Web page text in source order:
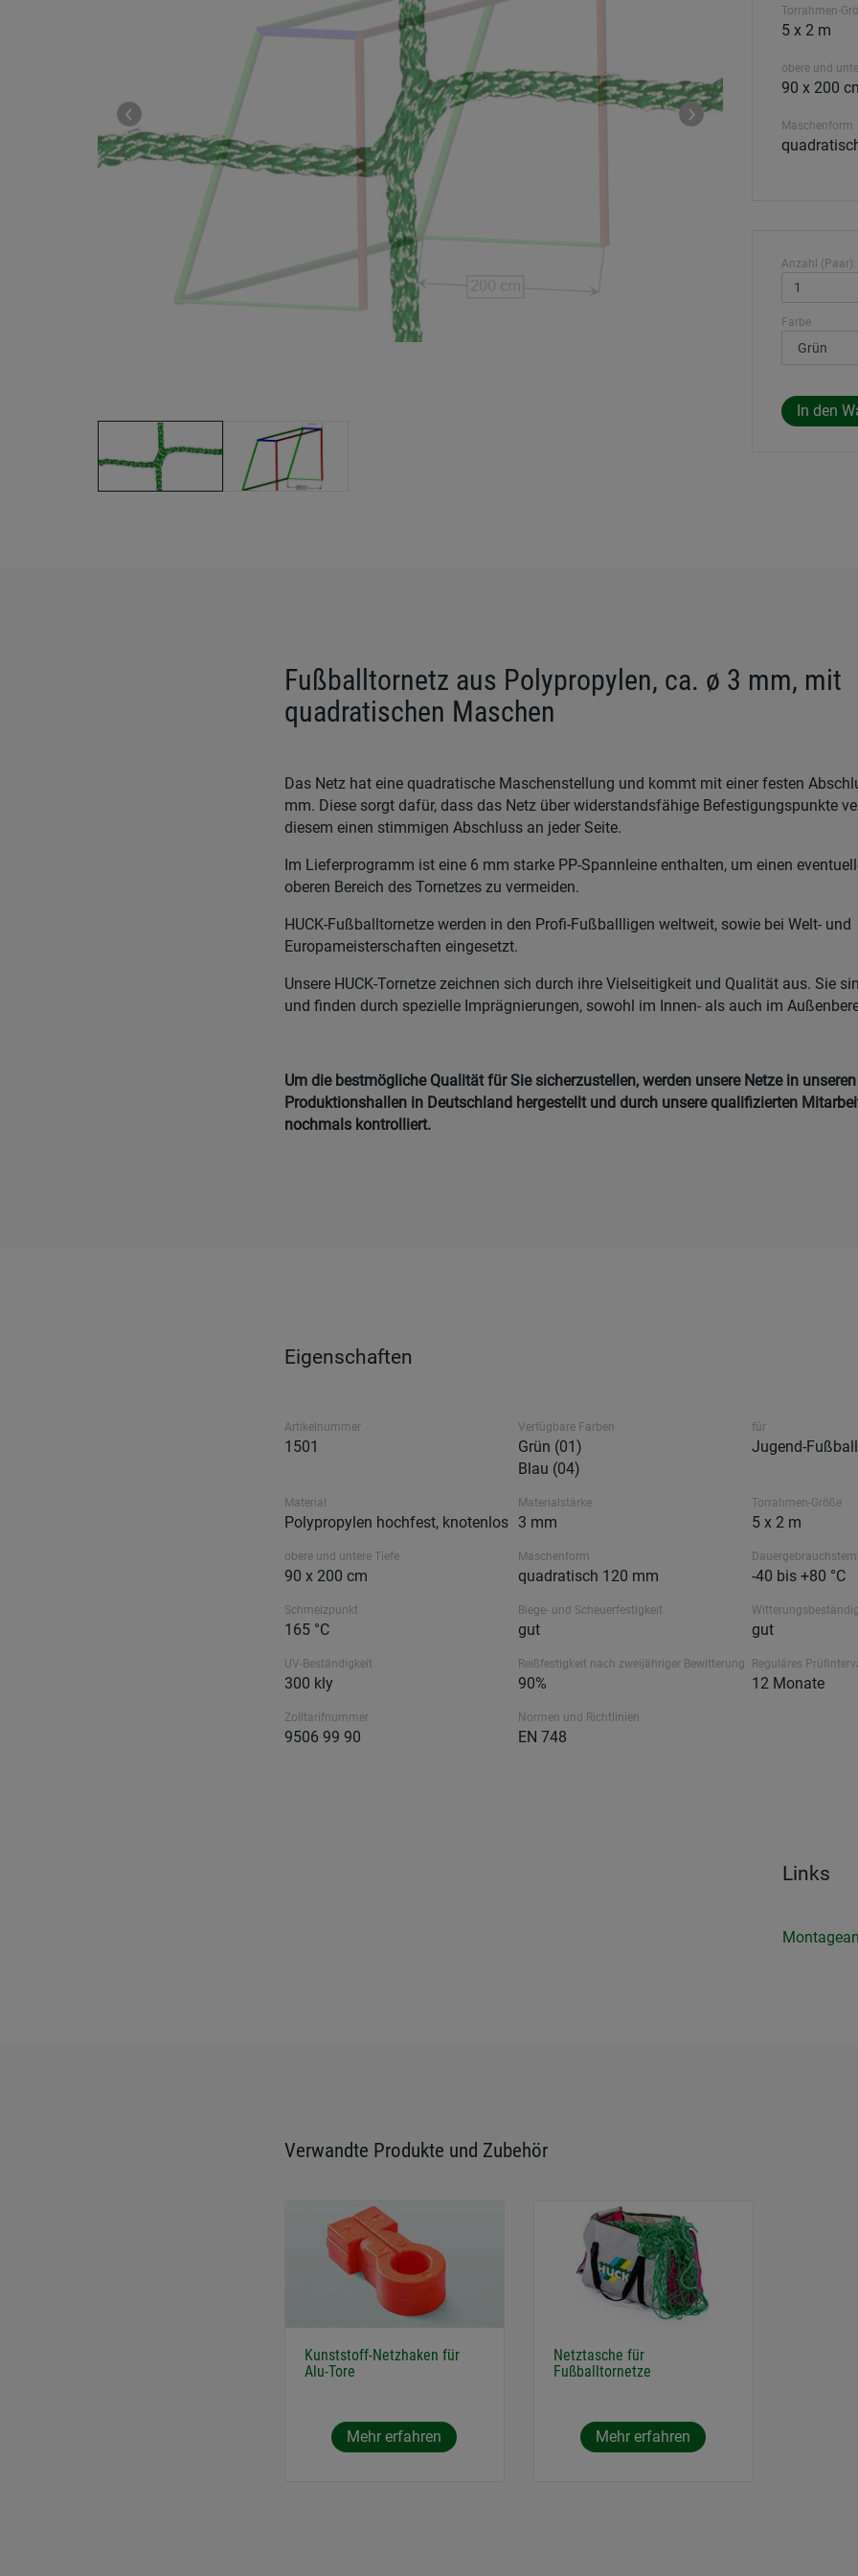
Torrahmen-
5 x 2 m
obere und
90 x 200
Maschenform
Anzahl (Paar):
Farbe
Fußballtornetz aus Polypropylen, ca. ø 3 mm, mit
quadratischen Maschen
Das Netz hat eine quadratische Maschenstellung und kommt mit einer festen
mm. Diese sorgt dafür, dass das Netz über widerstandsfähige Befestigungspunkte
diesem einen stimmigen Abschluss an jeder Seite.
Im Lieferprogramm ist eine 6 mm starke PP-Spannleine enthalten, um einen
oberen Bereich des Tornetzes zu vermeiden.
HUCK-Fußballtornetze werden in den Profi-Fußballligen weltweit, sowie bei Welt- und
Europameisterschaften eingesetzt.
Unsere HUCK-Tornetze zeichnen sich durch ihre Vielseitigkeit und Qualität aus. Sie
und finden durch spezielle Imprägnierungen, sowohl im Innen- als auch im
Um die bestmögliche Qualität für Sie sicherzustellen, werden unsere Netze in
Produktionshallen in Deutschland hergestellt und durch unsere qualifizierten
nochmals kontrolliert.
Eigenschaften
Artikelnummer
1501
Verfügbare Farben
Grün (01)
Blau (04)
für
Jugend-
Material
Polypropylen hochfest, knotenlos
Materialstärke
3 mm
Torrahmen-Größe
5 x 2 m
obere und untere Tiefe
90 x 200 cm
Maschenform
quadratisch 120 mm -40 bis +80 °C
Schmelzpunkt
165 °C
Biege- und Scheuerfestigkeit
gut gut
UV-Beständigkeit
300 kly
Reißfestigkeit nach zweijähriger Bewitterung
90%
Reguläres
12 Monate
Zolltarifnummer
9506 99 90
Normen und Richtlinien
EN 748
Links
Verwandte Produkte und Zubehör
Kunststoff-Netzhaken für
Alu-Tore
Mehr erfahren
Netztasche für
Fußballtornetze
Mehr erfahren